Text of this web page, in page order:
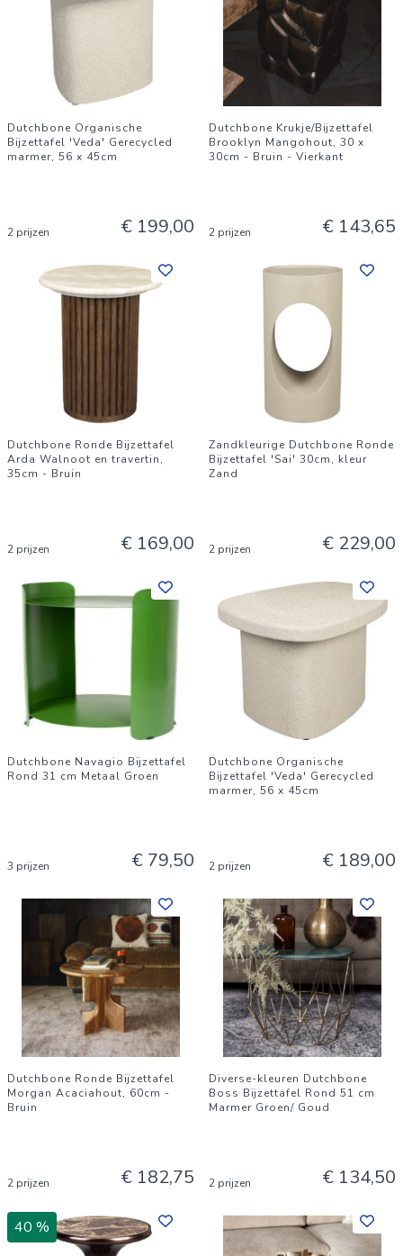
Dutchbone Organische
Bijzettafel 'Veda' Gerecycled
marmer, 56 x 45cm
2 prijzen € 199,00
Dutchbone Krukje/Bijzettafel
Brooklyn Mangohout, 30 x
30cm - Bruin - Vierkant
2 prijzen € 143,65
Dutchbone Ronde Bijzettafel
Arda Walnoot en travertin,
35cm - Bruin
2 prijzen € 169,00
Zandkleurige Dutchbone Ronde
Bijzettafel 'Sai' 30cm, kleur
Zand
2 prijzen € 229,00
Dutchbone Navagio Bijzettafel
Rond 31 cm Metaal Groen
3 prijzen € 79,50
Dutchbone Organische
Bijzettafel 'Veda' Gerecycled
marmer, 56 x 45cm
2 prijzen € 189,00
Dutchbone Ronde Bijzettafel
Morgan Acaciahout, 60cm -
Bruin
2 prijzen € 182,75
Diverse-kleuren Dutchbone
Boss Bijzettafel Rond 51 cm
Marmer Groen/ Goud
2 prijzen € 134,50
40 %